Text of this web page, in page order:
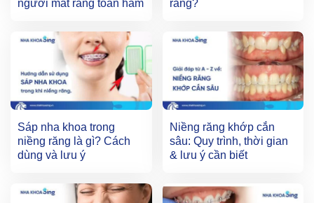
người mất răng toàn hàm
răng?
Sáp nha khoa trong
niềng răng là gì? Cách
dùng và lưu ý
Niềng răng khớp cắn
sâu: Quy trình, thời gian
& lưu ý cần biết